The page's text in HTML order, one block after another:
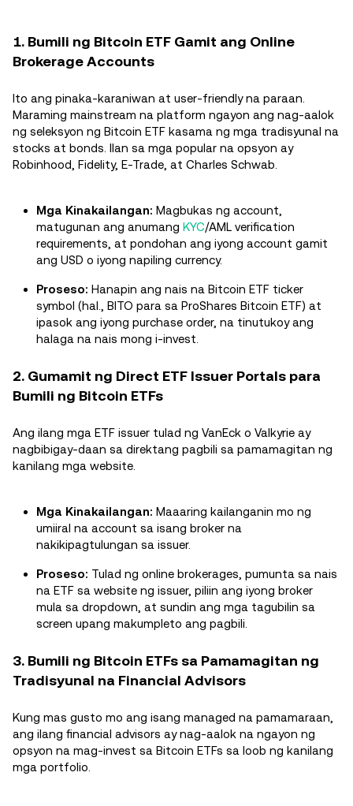
1. Bumili ng Bitcoin ETF Gamit ang Online
Brokerage Accounts
Ito ang pinaka-karaniwan at user-friendly na paraan.
Maraming mainstream na platform ngayon ang nag-aalok
ng seleksyon ng Bitcoin ETF kasama ng mga tradisyunal na
stocks at bonds. Ilan sa mga popular na opsyon ay
Robinhood, Fidelity, E-Trade, at Charles Schwab.
Mga Kinakailangan: Magbukas ng account,
matugunan ang anumang KYC/AML verification
requirements, at pondohan ang iyong account gamit
ang USD o iyong napiling currency.
Proseso: Hanapin ang nais na Bitcoin ETF ticker
symbol (hal., BITO para sa ProShares Bitcoin ETF) at
ipasok ang iyong purchase order, na tinutukoy ang
halaga na nais mong i-invest.
2. Gumamit ng Direct ETF Issuer Portals para
Bumili ng Bitcoin ETFs
Ang ilang mga ETF issuer tulad ng VanEck o Valkyrie ay
nagbibigay-daan sa direktang pagbili sa pamamagitan ng
kanilang mga website.
Mga Kinakailangan: Maaaring kailanganin mo ng
umiiral na account sa isang broker na
nakikipagtulungan sa issuer.
Proseso: Tulad ng online brokerages, pumunta sa nais
na ETF sa website ng issuer, piliin ang iyong broker
mula sa dropdown, at sundin ang mga tagubilin sa
screen upang makumpleto ang pagbili.
3. Bumili ng Bitcoin ETFs sa Pamamagitan ng
Tradisyunal na Financial Advisors
Kung mas gusto mo ang isang managed na pamamaraan,
ang ilang financial advisors ay nag-aalok na ngayon ng
opsyon na mag-invest sa Bitcoin ETFs sa loob ng kanilang
mga portfolio.